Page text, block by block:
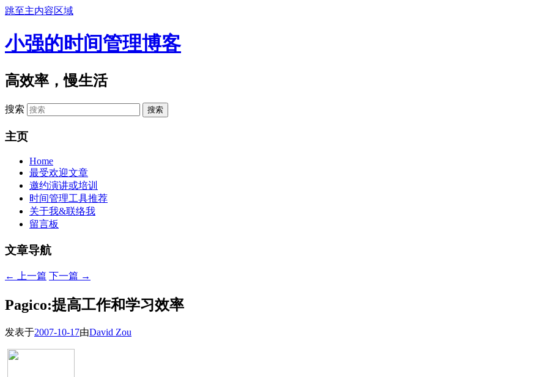
跳至主内容区域
小强的时间管理博客
高效率，慢生活
搜索
主页
Home
最受欢迎文章
邀约演讲或培训
时间管理工具推荐
关于我&联络我
留言板
文章导航
← 上一篇 下一篇 →
Pagico:提高工作和学习效率
发表于2007-10-17由David Zou